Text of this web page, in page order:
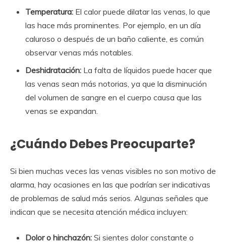
Temperatura: El calor puede dilatar las venas, lo que
las hace más prominentes. Por ejemplo, en un día
caluroso o después de un baño caliente, es común
observar venas más notables.
Deshidratación: La falta de líquidos puede hacer que
las venas sean más notorias, ya que la disminución
del volumen de sangre en el cuerpo causa que las
venas se expandan.
¿Cuándo Debes Preocuparte?
Si bien muchas veces las venas visibles no son motivo de
alarma, hay ocasiones en las que podrían ser indicativas
de problemas de salud más serios. Algunas señales que
indican que se necesita atención médica incluyen:
Dolor o hinchazón: Si sientes dolor constante o